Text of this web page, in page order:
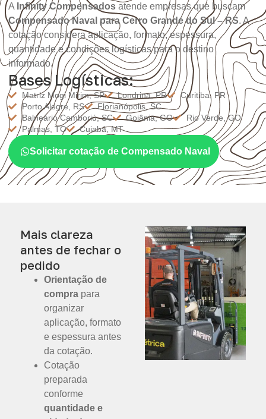
A Infinity Compensados atende empresas que buscam
Compensado Naval para Cerro Grande do Sul – RS. A
cotação considera aplicação, formato, espessura,
quantidade e condições logísticas para o destino
informado.
Bases Logísticas:
Matriz Mogi Mirim, SP Londrina, PR
Curitiba, PR
Porto Alegre, RS
Florianópolis, SC
Balneário Camboriú, SC
Goiânia, GO
Rio Verde, GO
Palmas, TO
Cuiabá, MT
Solicitar cotação de Compensado Naval
Mais clareza
antes de fechar o
pedido
Orientação de
compra para
organizar
aplicação, formato
e espessura antes
da cotação.
Cotação
preparada
conforme
quantidade e